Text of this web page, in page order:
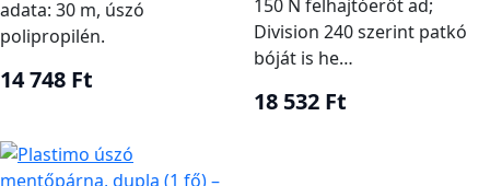
adata: 30 m, úszó
polipropilén.
14 748 Ft
150 N felhajtóerőt ad;
Division 240 szerint patkó
bóját is he…
18 532 Ft